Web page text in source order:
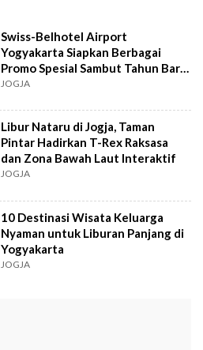
Swiss-Belhotel Airport
Yogyakarta Siapkan Berbagai
Promo Spesial Sambut Tahun Baru
2026
JOGJA
Libur Nataru di Jogja, Taman
Pintar Hadirkan T-Rex Raksasa
dan Zona Bawah Laut Interaktif
JOGJA
10 Destinasi Wisata Keluarga
Nyaman untuk Liburan Panjang di
Yogyakarta
JOGJA